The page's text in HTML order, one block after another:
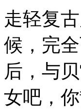
走轻复
候，完
后，与
女吧，